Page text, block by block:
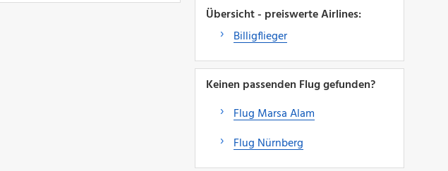
Übersicht - preiswerte Airlines:
Billigflieger
Keinen passenden Flug gefunden?
Flug Marsa Alam
Flug Nürnberg